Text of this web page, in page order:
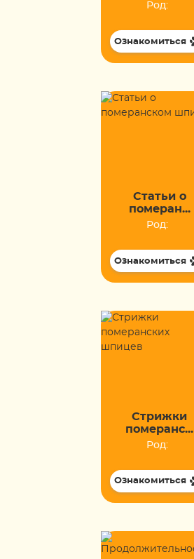
Род:
Ознакомиться
Статьи о
померан...
Род:
Ознакомиться
Стрижки
померанс...
Род:
Ознакомиться